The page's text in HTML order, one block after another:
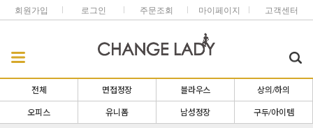
회원가입 로그인 주문조회 마이페이지 고객센터
전체 면접정장 블라우스 상의/하의
오피스 유니폼 남성정장 구두/아이템